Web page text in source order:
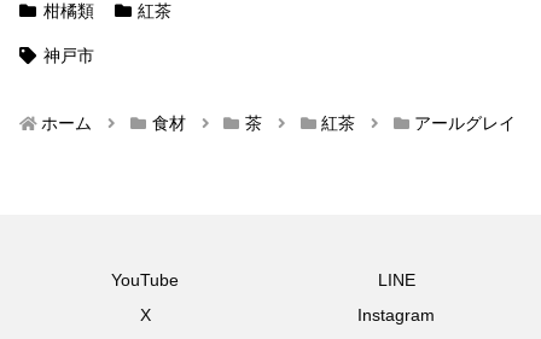
柑橘類
紅茶
神戸市
ホーム 食材 茶 紅茶 アールグレイ
YouTube
LINE
X
Instagram